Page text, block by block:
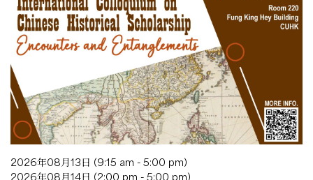
2026年08月13日 (9:15 am - 5:00 pm)
2026年08月14日 (2:00 pm - 5:00 pm)